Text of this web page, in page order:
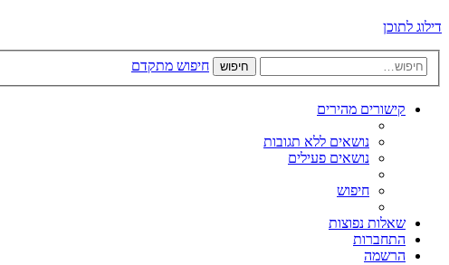
דילוג לתוכן
חיפוש חיפוש מתקדם
קישורים מהירים
נושאים ללא תגובות
נושאים פעילים
חיפוש
שאלות נפוצות
התחברות
הרשמה